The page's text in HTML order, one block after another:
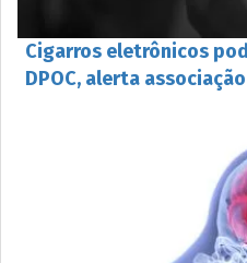
Cigarros eletrônicos
DPOC, alerta